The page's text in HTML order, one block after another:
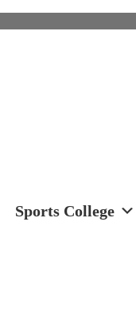
Sports College